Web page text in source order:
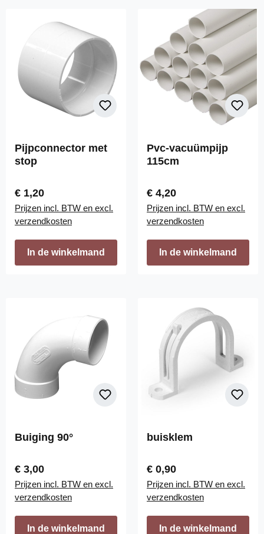
Pijpconnector met
stop
Normale prijs:
€ 1,20
Prijzen incl. BTW en excl.
verzendkosten
In de winkelmand
Pvc-vacuümpijp
115cm
Normale prijs:
€ 4,20
Prijzen incl. BTW en excl.
verzendkosten
In de winkelmand
Buiging 90°
Normale prijs:
€ 3,00
Prijzen incl. BTW en excl.
verzendkosten
In de winkelmand
buisklem
Normale prijs:
€ 0,90
Prijzen incl. BTW en excl.
verzendkosten
In de winkelmand